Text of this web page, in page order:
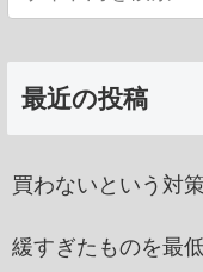
最近の投稿
買わないという対
緩すぎたものを最